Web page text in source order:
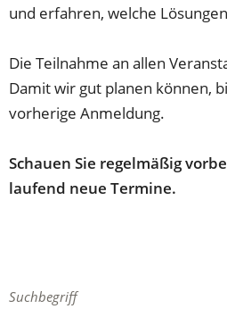
und erfahren, welche
Die Teilnahme an allen
Damit wir gut planen können,
vorherige Anmeldung.
Schauen Sie regelmäßig
laufend neue Termine.
11
Suchergebnis-
Suchbegriff